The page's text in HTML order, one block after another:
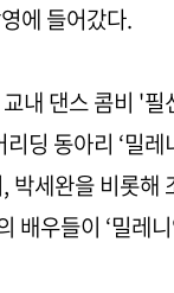
에 들어갔다.
내 댄스 콤비 '
딩 동아리 ‘밀레
박세완을 비롯해
배우들이 ‘밀레